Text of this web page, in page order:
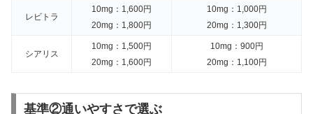
レビトラ
10mg：1,600円
20mg：1,800円
10mg：1,000円
20mg：1,300円
シアリス
10mg：1,500円
20mg：1,600円
10mg：900円
20mg：1,100円
基準②通いやすさで選ぶ